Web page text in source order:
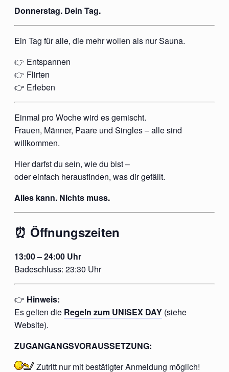
Donnerstag. Dein Tag.
Ein Tag für alle, die mehr wollen als nur Sauna.
👉 Entspannen
👉 Flirten
👉 Erleben
Einmal pro Woche wird es gemischt.
Frauen, Männer, Paare und Singles – alle sind
willkommen.
Hier darfst du sein, wie du bist –
oder einfach herausfinden, was dir gefällt.
Alles kann. Nichts muss.
⏰ Öffnungszeiten
13:00 – 24:00 Uhr
Badeschluss: 23:30 Uhr
👉 Hinweis:
Es gelten die Regeln zum UNISEX DAY (siehe
Website).
ZUGANGANGSVORAUSSETZUNG:
Zutritt nur mitbestätigterAnmeldung möglich!